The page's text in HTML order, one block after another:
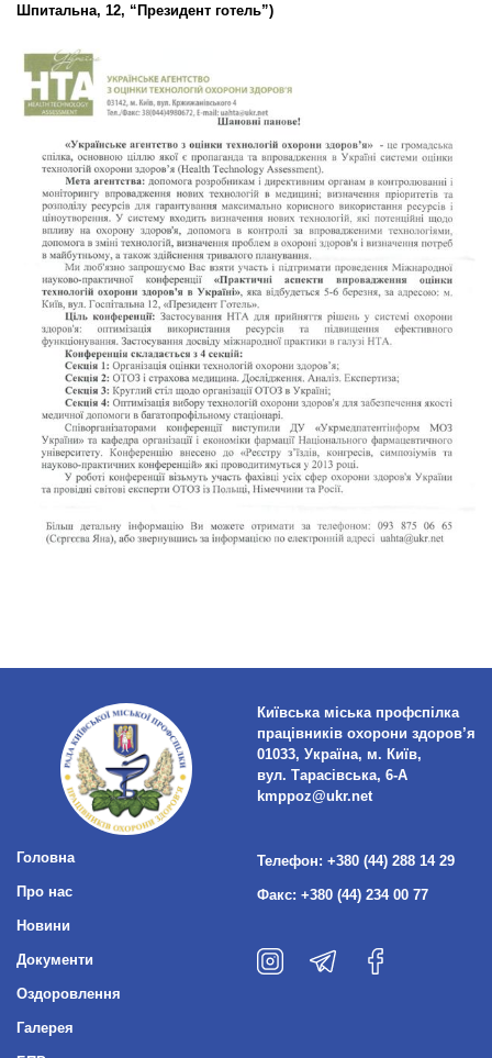
Шпитальна, 12, “Президент готель”)
Головна
Про нас
Новини
Документи
Оздоровлення
Галерея
Київська міська профспілка
працівників охорони здоров’я
01033, Україна, м. Київ,
вул. Тарасівська, 6-А
kmppoz@ukr.net
Телефон: +380 (44) 288 14 29
Факс: +380 (44) 234 00 77